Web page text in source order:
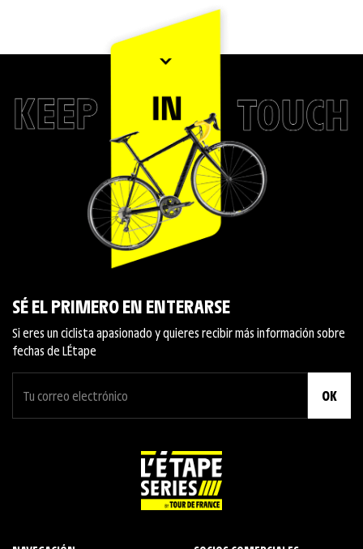
SÉ EL PRIMERO EN ENTERARSE
Si eres un ciclista apasionado y quieres recibir más información sobre
fechas de L´Étape
OK